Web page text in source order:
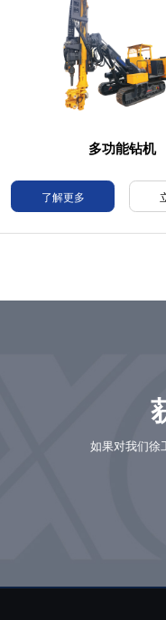
多功能钻机
了解更多
如果对我们徐